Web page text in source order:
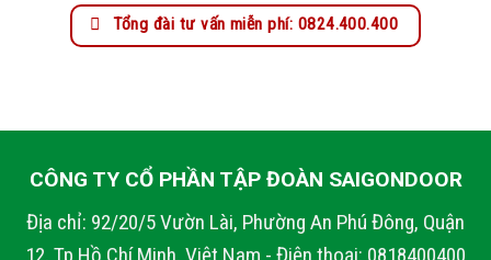
Tổng đài tư vấn miễn phí: 0824.400.400
CÔNG TY CỔ PHẦN TẬP ĐOÀN SAIGONDOOR
Địa chỉ: 92/20/5 Vườn Lài, Phường An Phú Đông, Quận